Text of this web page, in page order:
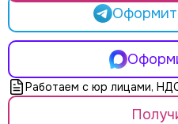
Robert Juliat
PROLYTE
Работаем с юр лицами,